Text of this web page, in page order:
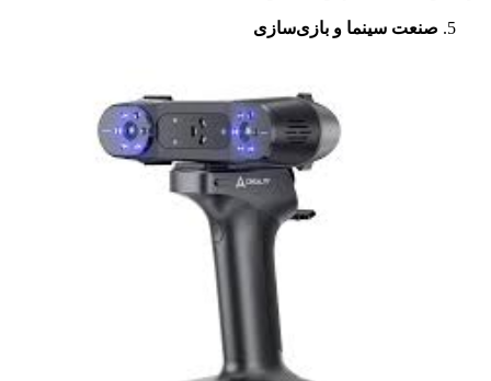
صنعت سینما و بازی‌سازی